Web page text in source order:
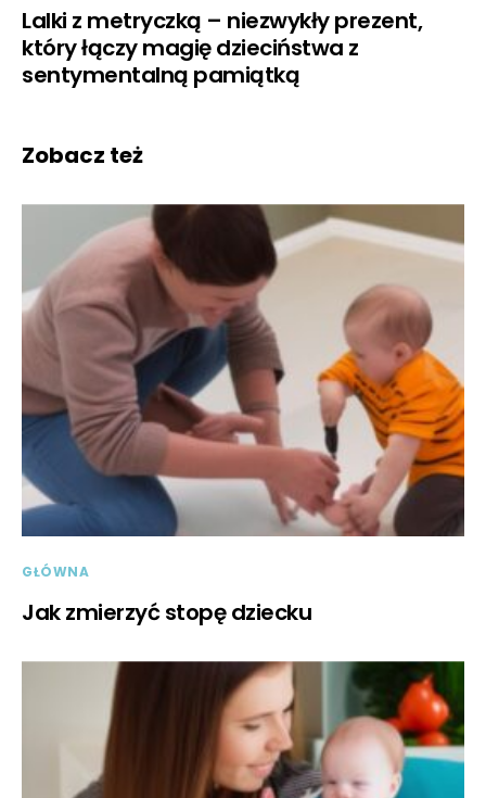
Lalki z metryczką – niezwykły prezent,
który łączy magię dzieciństwa z
sentymentalną pamiątką
Zobacz też
GŁÓWNA
Jak zmierzyć stopę dziecku